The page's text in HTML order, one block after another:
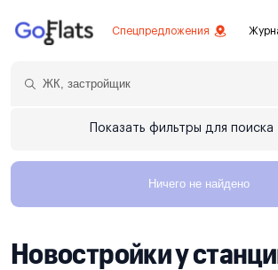
Спецпредложения
Показать фильтры для поиска
Ничего не найдено
Новостройки у